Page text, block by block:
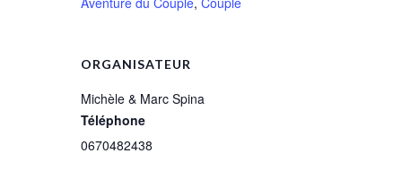
ORGANISATEUR
Michèle & Marc Spina
Téléphone
0670482438